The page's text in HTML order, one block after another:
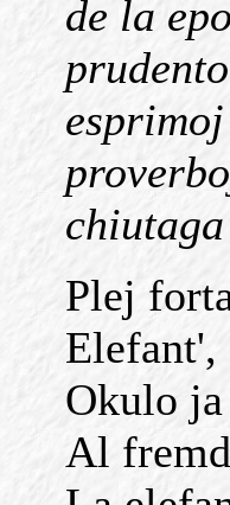
de la
Plej
Elefant',
Okulo ja
Al